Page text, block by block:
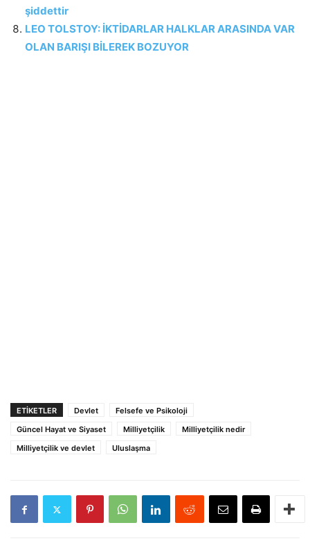
şiddettir
LEO TOLSTOY: İKTİDARLAR HALKLAR ARASINDA VAR
OLAN BARIŞI BİLEREK BOZUYOR
ETIKETLER Devlet
Felsefe ve Psikoloji
Güncel Hayat ve Siyaset
Milliyetçilik
Milliyetçilik nedir
Milliyetçilik ve devlet
Uluslaşma